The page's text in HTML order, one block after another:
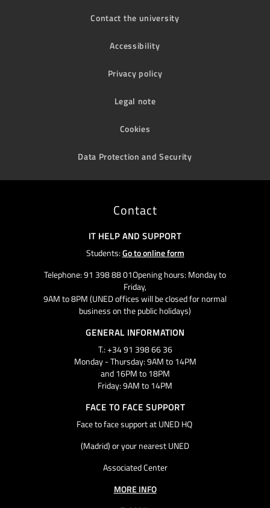
Contact the university
Accessibility
Privacy policy
Legal note
Cookies
Data Protection and Security
Contact
IT HELP AND SUPPORT
Students:Go to online form
Telephone: 91 398 88 01Opening hours: Monday to
Friday,
9AM to 8PM (UNED offices will be closed for normal
business on the public holidays)
GENERAL INFORMATION
T.: +34 91 398 66 36
Monday - Thursday: 9AM to 14PM
and 16PM to 18PM
Friday: 9AM to 14PM
FACE TO FACE SUPPORT
Face to face support at UNED HQ
(Madrid) or your nearest UNED
Associated Center
MORE INFO